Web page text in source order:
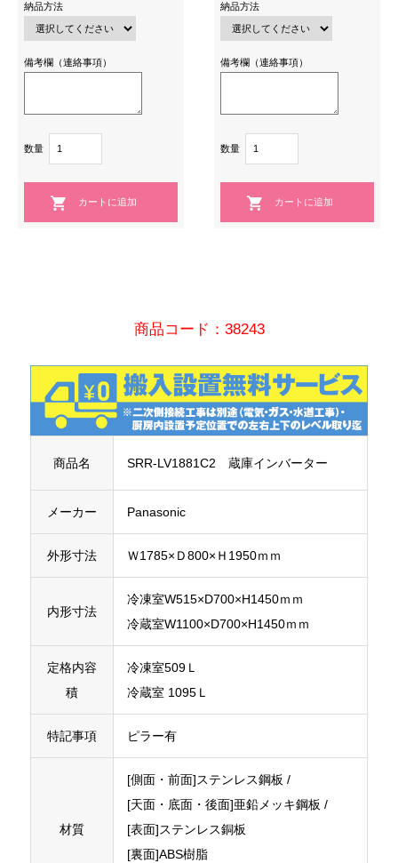
納品方法
備考欄（連絡事項）
数量
納品方法
備考欄（連絡事項）
数量
商品コード：38243
商品名 SRR-LV1881C2 蔵庫インバーター
メーカー Panasonic
外形寸法 Ｗ1785×Ｄ800×Ｈ1950ｍｍ
内形寸法
冷凍室W515×D700×H1450ｍｍ
冷蔵室W1100×D700×H1450ｍｍ
定格内容
積
冷凍室509Ｌ
冷蔵室 1095Ｌ
特記事項 ピラー有
材質
[側面・前面]ステンレス鋼板 /
[天面・底面・後面]亜鉛メッキ鋼板 /
[表面]ステンレス銅板
[裏面]ABS樹脂